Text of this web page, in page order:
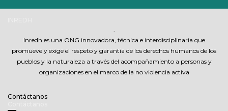
Inredh es una ONG innovadora, técnica e interdisciplinaria que
promueve y exige el respeto y garantia de los derechos humanos de los
pueblos y la naturaleza a través del acompañamiento a personas y
organizaciones en el marco de la no violencia activa
Contáctanos